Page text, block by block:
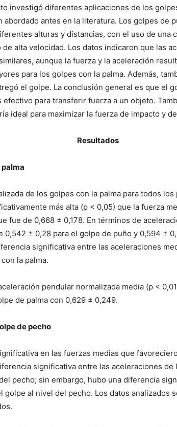
investigó diferentes aplicaciones de los
abordado antes en la literatura. Los golpes de
alturas y distancias, con el uso de una
alta velocidad. Los datos indicaron que las
aunque la fuerza y la aceleración
para los golpes con la palma. Además,
el golpe. La conclusión general es que el
efectivo para transferir fuerza a un objeto.
ideal para maximizar la fuerza de impacto y
Resultados
de los golpes con la palma para todos
más alta (p < 0,05) que la fuerza
fue de 0,668 ± 0,178. En términos de
0,542 ± 0,28 para el golpe de puño y 0,594 ±
significativa entre las aceleraciones
la palma.
pendular normalizada media (p <
de palma con 0,629 ± 0,249.
de pecho
en las fuerzas medias que
significativa entre las aceleraciones de
pecho; sin embargo, hubo una diferencia
golpe al nivel del pecho. Los datos analizados